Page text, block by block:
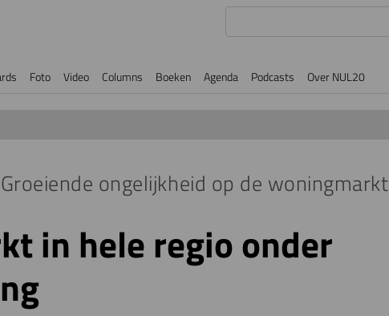
Foto Video Columns Boeken Agenda Podcasts Over NUL20
ongelijkheid op de woningmarkt
in hele regio onder